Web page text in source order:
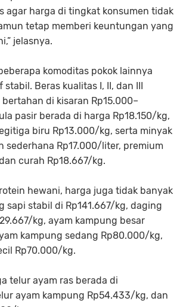
agar harga di tingkat konsumen tidak
tetap memberi keuntungan yang
jelasnya.
komoditas pokok lainnya
Beras kualitas I, II, dan III
di kisaran Rp15.000–
pasir berada di harga Rp18.150/kg,
biru Rp13.000/kg, serta minyak
sederhana Rp17.000/liter, premium
curah Rp18.667/kg.
hewani, harga juga tidak banyak
sapi stabil di Rp141.667/kg, daging
kg, ayam kampung besar
kampung sedang Rp80.000/kg,
Rp70.000/kg.
telur ayam ras berada di
ayam kampung Rp54.433/kg, dan